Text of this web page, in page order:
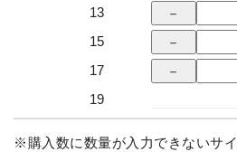
13
15
17
19
※購入数に数量が入力できないサ